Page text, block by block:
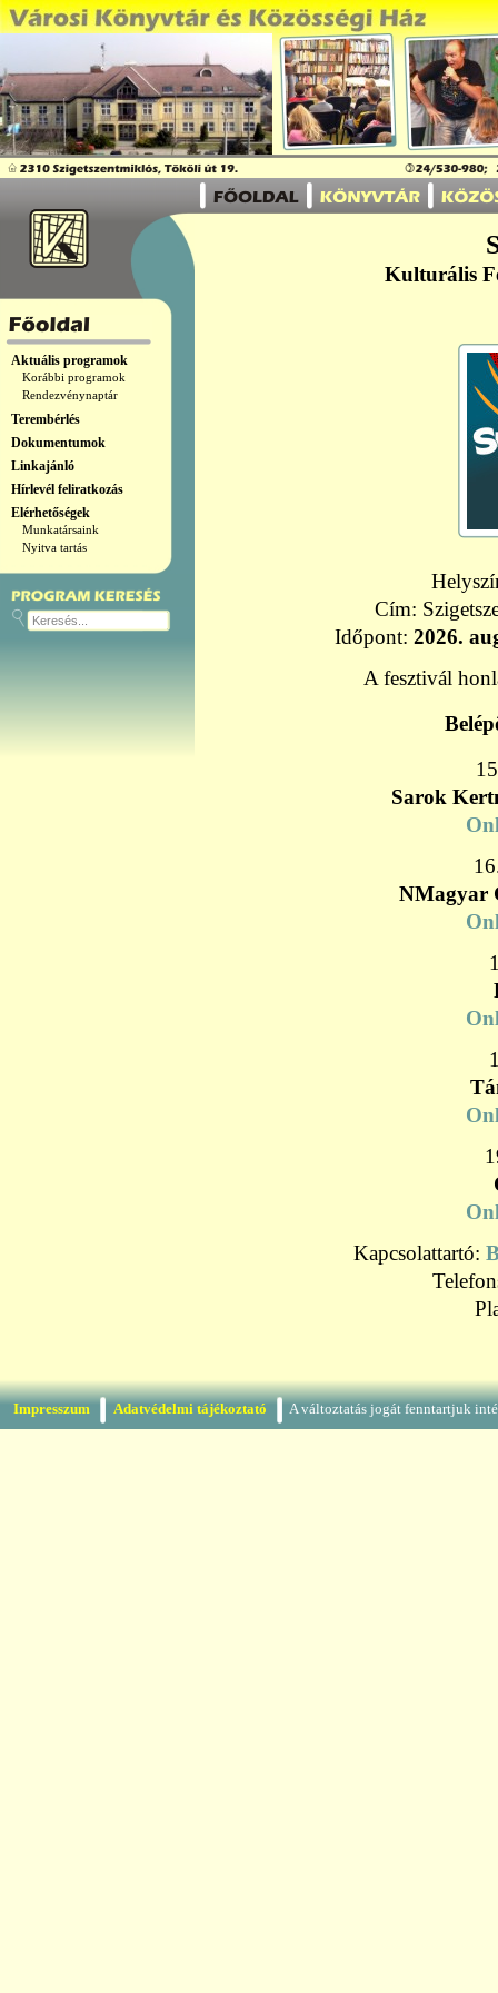
Aktuális programok
Korábbi programok
Rendezvénynaptár
Terembérlés
Dokumentumok
Linkajánló
Hírlevél feliratkozás
Elérhetőségek
Munkatársaink
Nyitva tartás
Kulturális
Cím:
Időpont:2026.
A fesztivál
Sarok
NMagyar
Kapcsolattartó:
Impresszum Adatvédelmi tájékoztató A változtatás jogát fenntartjuk